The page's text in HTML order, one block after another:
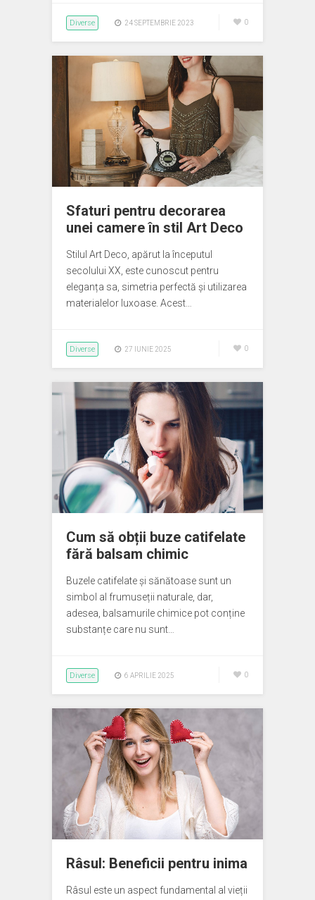
Diverse 24 SEPTEMBRIE 2023 0
Sfaturi pentru decorarea
unei camere în stil Art Deco
Stilul Art Deco, apărut la începutul
secolului XX, este cunoscut pentru
eleganța sa, simetria perfectă și utilizarea
materialelor luxoase. Acest…
Diverse 27 IUNIE 2025 0
Cum să obții buze catifelate
fără balsam chimic
Buzele catifelate și sănătoase sunt un
simbol al frumuseții naturale, dar,
adesea, balsamurile chimice pot conține
substanțe care nu sunt…
Diverse 6 APRILIE 2025 0
Râsul: Beneficii pentru inima
Râsul este un aspect fundamental al vieții